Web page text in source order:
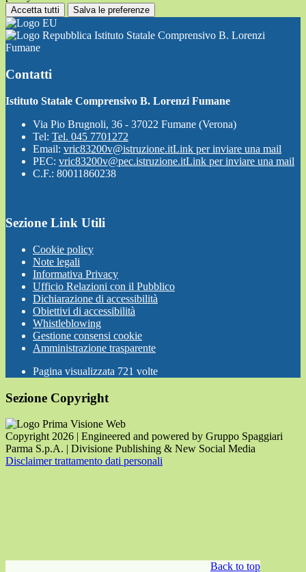
Accetta tutti Salva le preferenze
Istituto Statale Comprensivo B. Lorenzi
Fumane
Contatti
Istituto Statale Comprensivo B. Lorenzi Fumane
Via Pio Brugnoli, 36 - 37022 Fumane (Verona)
Tel: Tel. 045 7701272
Email: vric83200v@istruzione.itLink per inviare una mail
PEC: vric83200v@pec.istruzione.itLink per inviare una mail
C.F.: 80011860238
Sezione Link Utili
Cookie policy
Note legali
Informativa Privacy
Ufficio Relazioni con il Pubblico
Dichiarazione di accessibilità
Obiettivi di accessibilità
Whistleblowing
Gestione consensi cookie
Amministrazione trasparente
Pagina visualizzata 721 volte
Sezione Copyright
Copyright 2026 | Engineered and powered by Gruppo Spaggiari
Parma S.p.A. | Divisione Publishing & New Social Media
Disclaimer trattamento dati personali
Back to top